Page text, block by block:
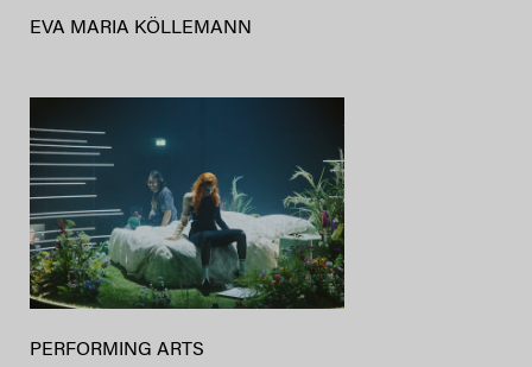
EVA MARIA KÖLLEMANN
PERFORMING ARTS